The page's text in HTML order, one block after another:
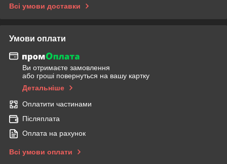
Всі умови доставки
Умови оплати
Ви отримаєте замовлення
або гроші повернуться на вашу картку
Детальніше
Оплатити частинами
Післяплата
Оплата на рахунок
Всі умови оплати